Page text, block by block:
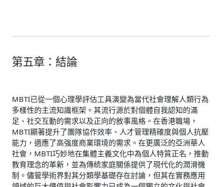
第五章：結論
MBTI已從一個心理學評估工具演變為當代社會理解人類行為
多樣性的主流知識框架。其流行源於對個體自我認知的滿
足、社交互動的需求以及正向的敘事風格。在香港職場，
MBTI顯著提升了團隊協作效率、人才管理精確度與個人抗壓
能力，適應了高強度商業環境的需求。在更廣泛的亞洲華人
社會，MBTI巧妙地在集體主義文化中為個人特質正名，推動
教育理念的革新，並為傳統家庭關係提供了現代化的潤滑機
制。儘管學術界對其分類學基礎存在討論，但其在實務應用